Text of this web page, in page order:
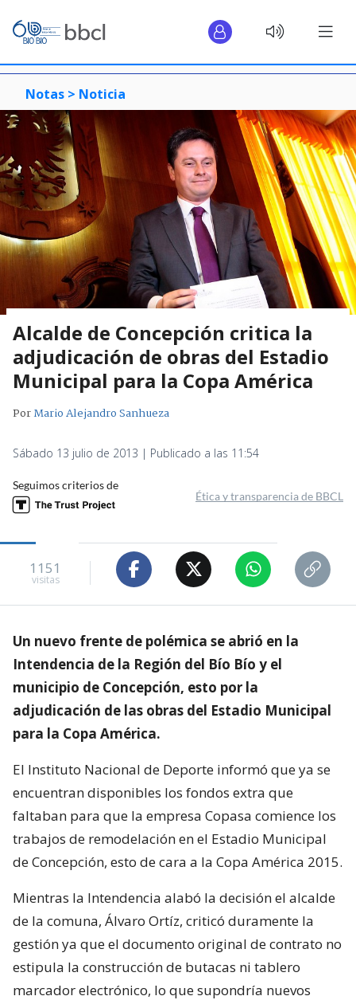
Notas > Noticia
Alcalde de Concepción critica la
adjudicación de obras del Estadio
Municipal para la Copa América
PorMario Alejandro Sanhueza
Sábado 13 julio de 2013 | Publicado a las 11:54
Seguimos criterios de
Ética y transparencia de BBCL
1151
visitas
Un nuevo frente de polémica se abrió en la
Intendencia de la Región del Bío Bío y el
municipio de Concepción, esto por la
adjudicación de las obras del Estadio Municipal
para la Copa América.
El Instituto Nacional de Deporte informó que ya se
encuentran disponibles los fondos extra que
faltaban para que la empresa Copasa comience los
trabajos de remodelación en el Estadio Municipal
de Concepción, esto de cara a la Copa América 2015.
Mientras la Intendencia alabó la decisión el alcalde
de la comuna, Álvaro Ortíz, criticó duramente la
gestión ya que el documento original de contrato no
estipula la construcción de butacas ni tablero
marcador electrónico, lo que supondría nuevos